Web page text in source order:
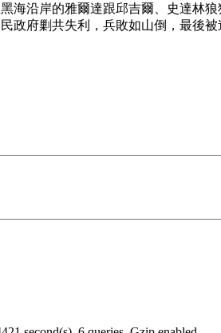
海沿岸的雅爾達跟邱吉爾、史達林
政府剿共失利，兵敗如山倒，最後